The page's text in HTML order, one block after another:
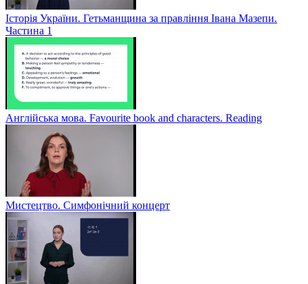
Історія України. Гетьманщина за правління Івана Мазепи.
Частина 1
Англійська мова. Favourite book and characters. Reading
Мистецтво. Симфонічний концерт